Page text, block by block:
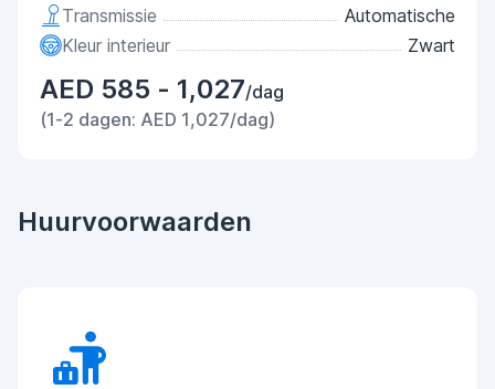
Transmissie
Automatische
Kleur interieur
Zwart
AED 585 - 1,027/dag
(1-2 dagen: AED 1,027/dag)
Huurvoorwaarden